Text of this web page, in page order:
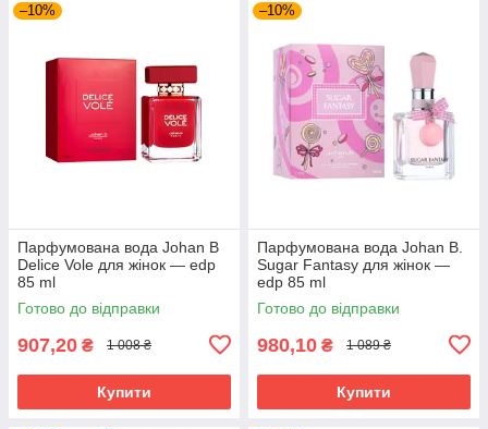
–10%
Парфумована вода Johan B
Delice Vole для жінок — edp
85 ml
Готово до відправки
907,20 ₴ 1 008 ₴
Купити
–10%
Парфумована вода Johan B.
Sugar Fantasy для жінок —
edp 85 ml
Готово до відправки
980,10 ₴ 1 089 ₴
Купити